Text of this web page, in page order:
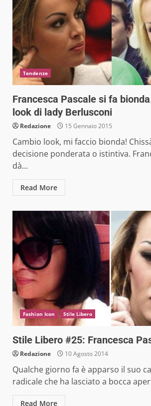
Tendenze
Francesca Pascale si fa
look di lady Berlusconi
Redazione 15 Gennaio 2015
Cambio look, mi faccio bionda!
decisione ponderata o istintiva.
dà...
Read More
Fashion Icon Stile Libero
Stile Libero #25: Francesca
Redazione 10 Agosto 2014
Qualche giorno fa è apparso il suo
radicale che ha lasciato a bocca
Read More